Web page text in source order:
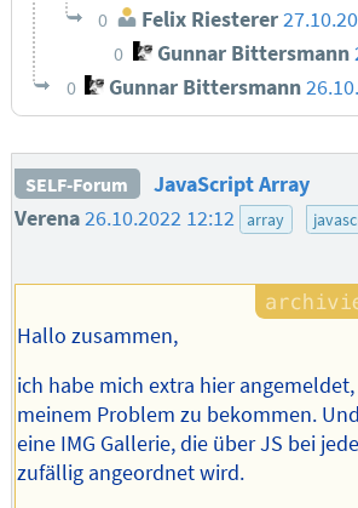
0 Felix Riesterer
0 Gunnar Bittersmann
0 Gunnar Bittersmann
SELF-Forum
JavaScript Array
Verena26.10.2022 12:12 array
Hallo zusammen,
ich habe mich extra hier
meinem Problem zu bekommen.
eine IMG Gallerie, die über JS bei
zufällig angeordnet wird.